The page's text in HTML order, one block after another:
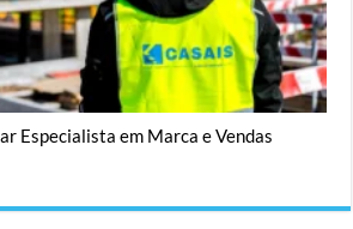
Especialista em Marca e Vendas